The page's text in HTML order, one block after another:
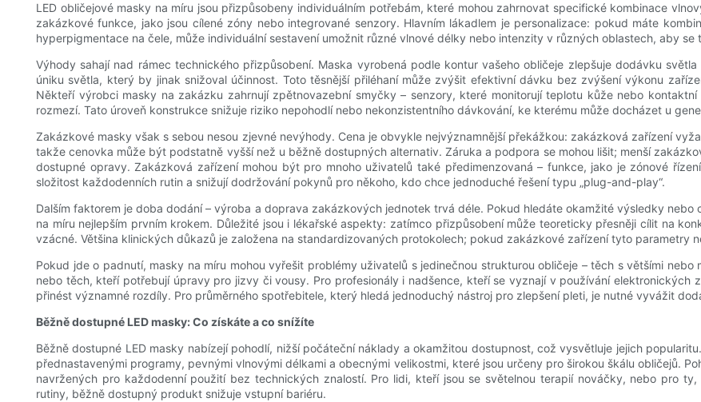
LED obličejové masky na míru jsou přizpůsobeny individuálním potřebám, které mohou zahrnovat specifické kombinace
zakázkové funkce, jako jsou cílené zóny nebo integrované senzory. Hlavním lákadlem je personalizace: pokud máte
hyperpigmentace na čele, může individuální sestavení umožnit různé vlnové délky nebo intenzity v různých oblastech, aby
Výhody sahají nad rámec technického přizpůsobení. Maska vyrobená podle kontur vašeho obličeje zlepšuje dodávku
úniku světla, který by jinak snižoval účinnost. Toto těsnější přiléhaní může zvýšit efektivní dávku bez zvýšení výkonu
Někteří výrobci masky na zakázku zahrnují zpětnovazební smyčky – senzory, které monitorují teplotu kůže nebo
rozmezí. Tato úroveň konstrukce snižuje riziko nepohodlí nebo nekonzistentního dávkování, ke kterému může docházet u
Zakázkové masky však s sebou nesou zjevné nevýhody. Cena je obvykle nejvýznamnější překážkou: zakázková zařízení
takže cenovka může být podstatně vyšší než u běžně dostupných alternativ. Záruka a podpora se mohou lišit; menší
dostupné opravy. Zakázková zařízení mohou být pro mnoho uživatelů také předimenzovaná – funkce, jako je zónové
složitost každodenních rutin a snižují dodržování pokynů pro někoho, kdo chce jednoduché řešení typu „plug-and-play“.
Dalším faktorem je doba dodání – výroba a doprava zakázkových jednotek trvá déle. Pokud hledáte okamžité výsledky
​​na míru nejlepším prvním krokem. Důležité jsou i lékařské aspekty: zatímco přizpůsobení může teoreticky přesněji cílit na
vzácné. Většina klinických důkazů je založena na standardizovaných protokolech; pokud zakázkové zařízení tyto parametry
Pokud jde o padnutí, masky na míru mohou vyřešit problémy uživatelů s jedinečnou strukturou obličeje – těch s většími
nebo těch, kteří potřebují úpravy pro jizvy či vousy. Pro profesionály i nadšence, kteří se vyznají v používání elektronických
přinést významné rozdíly. Pro průměrného spotřebitele, který hledá jednoduchý nástroj pro zlepšení pleti, je nutné vyvážit
Běžně dostupné LED masky: Co získáte a co snížíte
Běžně dostupné LED masky nabízejí pohodlí, nižší počáteční náklady a okamžitou dostupnost, což vysvětluje jejich
přednastavenými programy, pevnými vlnovými délkami a obecnými velikostmi, které jsou určeny pro širokou škálu obličejů.
navržených pro každodenní použití bez technických znalostí. Pro lidi, kteří jsou se světelnou terapií nováčky, nebo pro
rutiny, běžně dostupný produkt snižuje vstupní bariéru.